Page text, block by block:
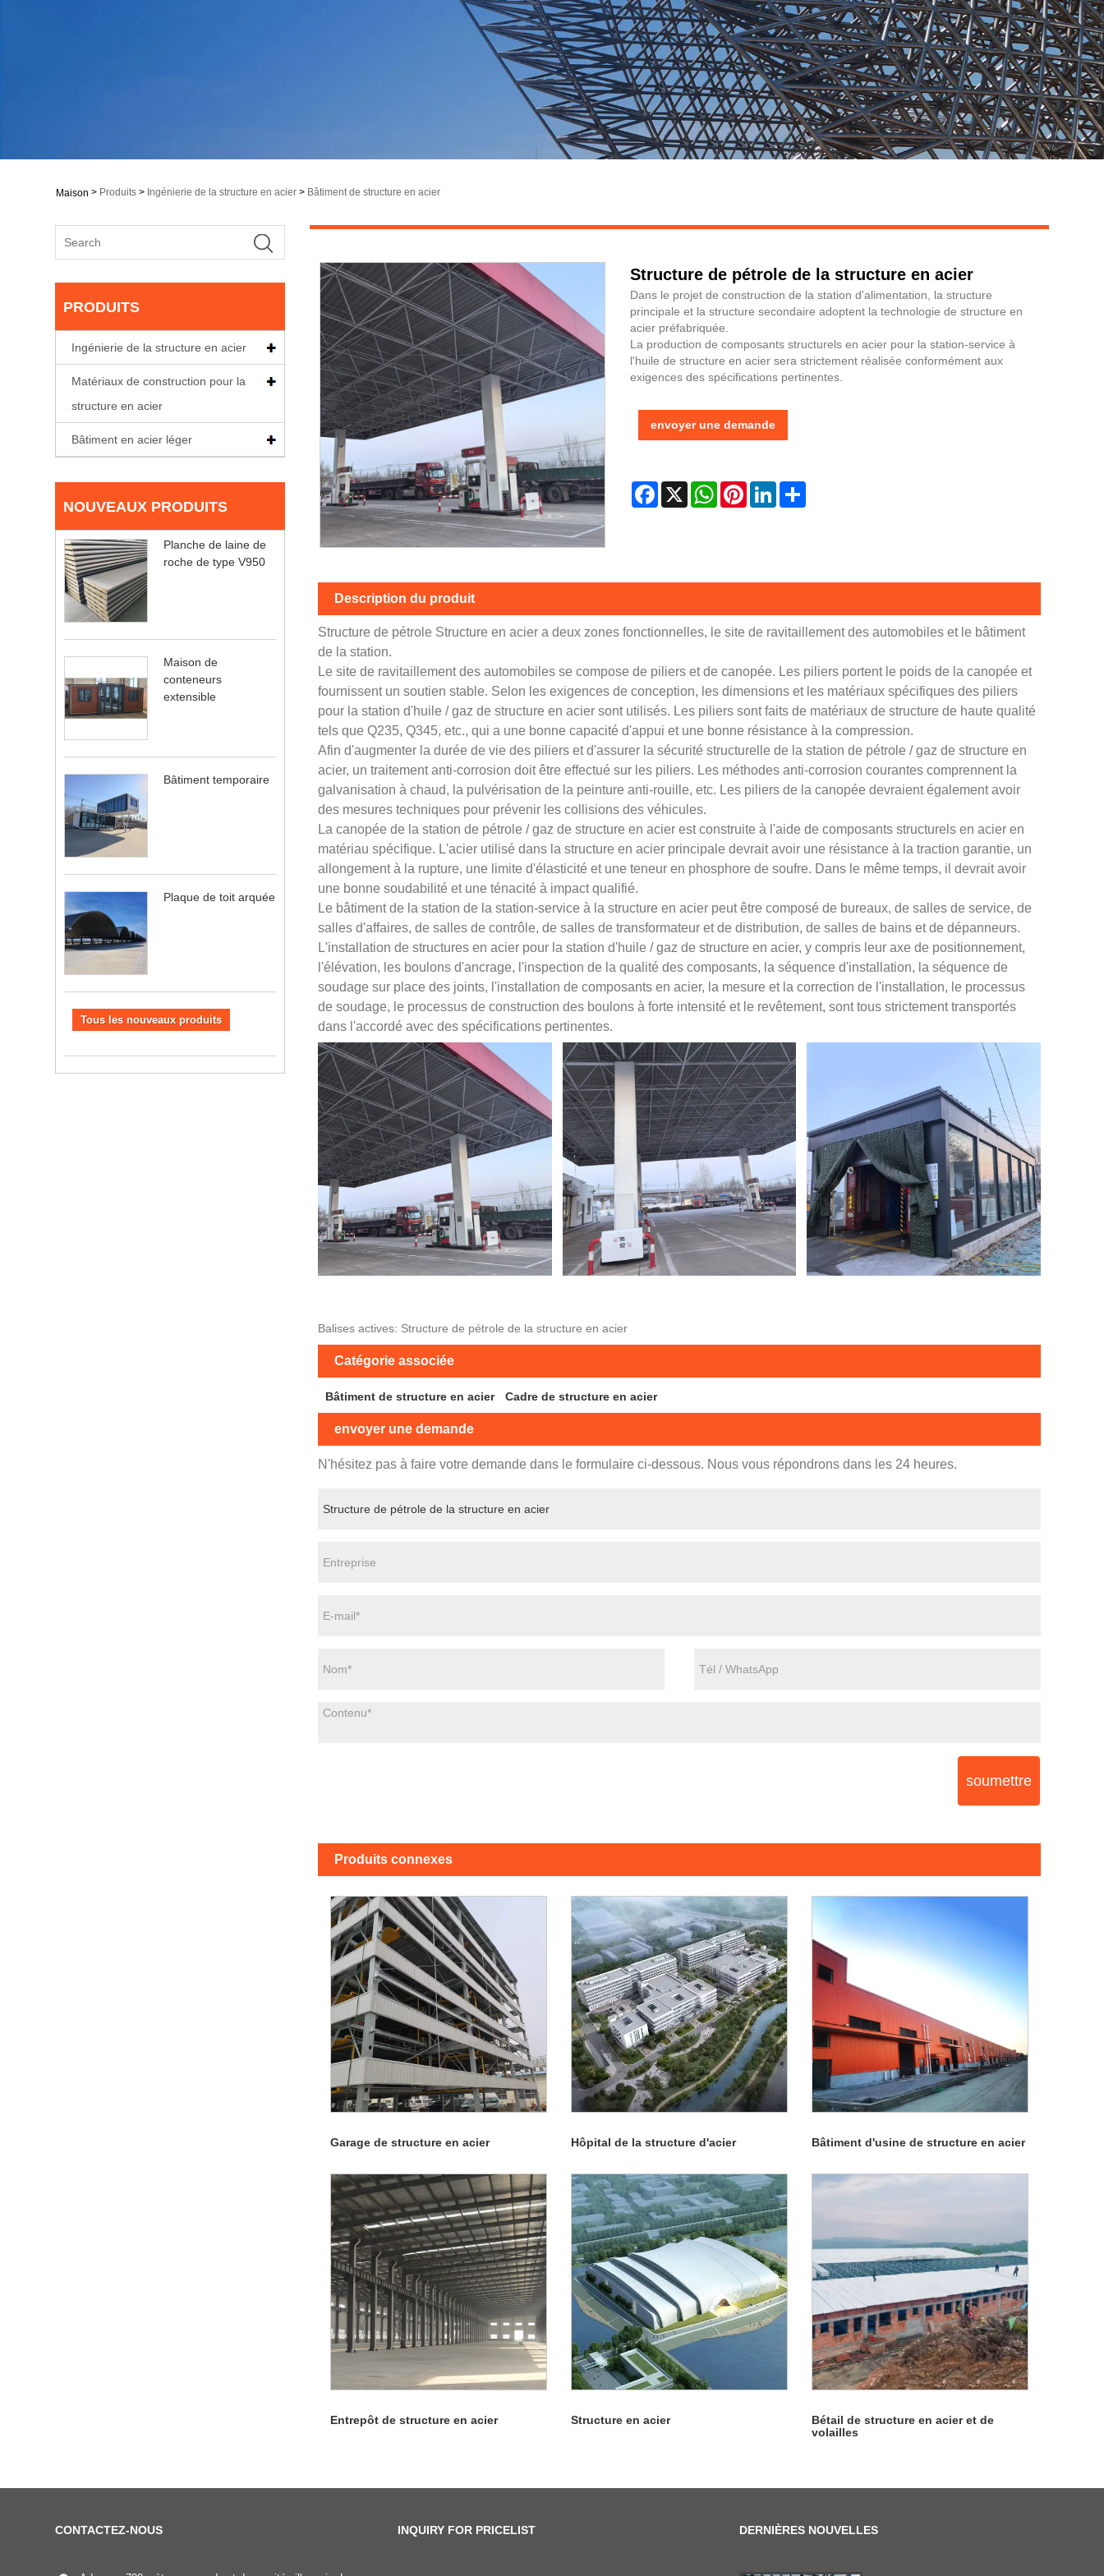
Maison > Produits > Ingénierie de la structure en acier > Bâtiment de structure en acier
PRODUITS
Ingénierie de la structure en acier
Matériaux de construction pour la
structure en acier
Bâtiment en acier léger
NOUVEAUX PRODUITS
Planche de laine de
roche de type V950
Maison de
conteneurs
extensible
Bâtiment temporaire
Plaque de toit arquée
Tous les nouveaux produits
Structure de pétrole de la structure en acier
Dans le projet de construction de la station d'alimentation, la structure
principale et la structure secondaire adoptent la technologie de structure en
acier préfabriquée.
La production de composants structurels en acier pour la station-service à
l'huile de structure en acier sera strictement réalisée conformément aux
exigences des spécifications pertinentes.
envoyer une demande
Facebook
X WhatsAppPinterestLinkedIn
Description du produit
Structure de pétrole Structure en acier a deux zones fonctionnelles, le site de ravitaillement des automobiles et le bâtiment
de la station.
Le site de ravitaillement des automobiles se compose de piliers et de canopée. Les piliers portent le poids de la canopée et
fournissent un soutien stable. Selon les exigences de conception, les dimensions et les matériaux spécifiques des piliers
pour la station d'huile / gaz de structure en acier sont utilisés. Les piliers sont faits de matériaux de structure de haute qualité
tels que Q235, Q345, etc., qui a une bonne capacité d'appui et une bonne résistance à la compression.
Afin d'augmenter la durée de vie des piliers et d'assurer la sécurité structurelle de la station de pétrole / gaz de structure en
acier, un traitement anti-corrosion doit être effectué sur les piliers. Les méthodes anti-corrosion courantes comprennent la
galvanisation à chaud, la pulvérisation de la peinture anti-rouille, etc. Les piliers de la canopée devraient également avoir
des mesures techniques pour prévenir les collisions des véhicules.
La canopée de la station de pétrole / gaz de structure en acier est construite à l'aide de composants structurels en acier en
matériau spécifique. L'acier utilisé dans la structure en acier principale devrait avoir une résistance à la traction garantie, un
allongement à la rupture, une limite d'élasticité et une teneur en phosphore de soufre. Dans le même temps, il devrait avoir
une bonne soudabilité et une ténacité à impact qualifié.
Le bâtiment de la station de la station-service à la structure en acier peut être composé de bureaux, de salles de service, de
salles d'affaires, de salles de contrôle, de salles de transformateur et de distribution, de salles de bains et de dépanneurs.
L'installation de structures en acier pour la station d'huile / gaz de structure en acier, y compris leur axe de positionnement,
l'élévation, les boulons d'ancrage, l'inspection de la qualité des composants, la séquence d'installation, la séquence de
soudage sur place des joints, l'installation de composants en acier, la mesure et la correction de l'installation, le processus
de soudage, le processus de construction des boulons à forte intensité et le revêtement, sont tous strictement transportés
dans l'accordé avec des spécifications pertinentes.
Balises actives: Structure de pétrole de la structure en acier
Catégorie associée
Bâtiment de structure en acier Cadre de structure en acier
envoyer une demande
N'hésitez pas à faire votre demande dans le formulaire ci-dessous. Nous vous répondrons dans les 24 heures.
soumettre
Produits connexes
Garage de structure en acier Hôpital de la structure d'acier Bâtiment d'usine de structure en acier
Entrepôt de structure en acier Structure en acier
Bétail de structure en acier et de
volailles
CONTACTEZ-NOUS INQUIRY FOR PRICELIST DERNIÈRES NOUVELLES